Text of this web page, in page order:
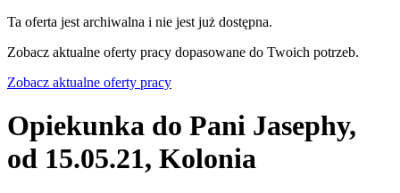
Ta oferta jest archiwalna i nie jest już dostępna.
Zobacz aktualne oferty pracy dopasowane do Twoich potrzeb.
Zobacz aktualne oferty pracy
Opiekunka do Pani Jasephy,
od 15.05.21, Kolonia